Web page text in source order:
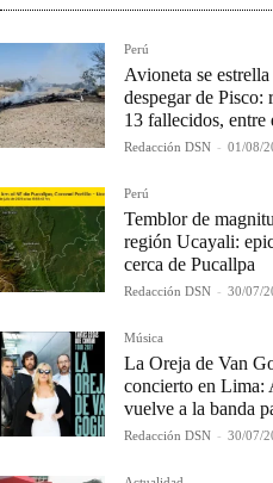
Perú
Avioneta se
despegar de Pisco:
13 fallecidos, entre
Redacción DSN - 01/08/
Perú
Temblor de
región Ucayali:
cerca de Pucallpa
Redacción DSN - 30/07/
Música
La Oreja de Van
concierto en Lima:
vuelve a la banda
Redacción DSN - 30/07/